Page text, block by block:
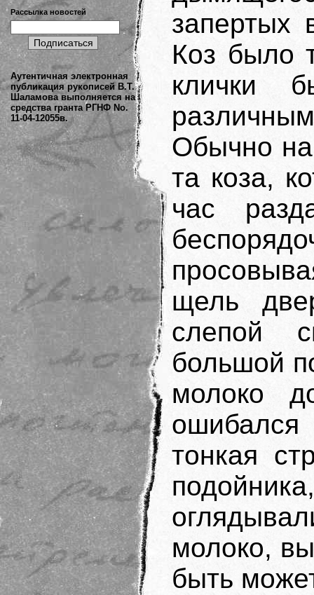
Рассылка новостей
Аутентичная электронная
публикация рукописей В.Т.
Шаламова выполняется на
средства гранта РГНФ No.
11-04-12055в.
запертых
Коз было
клички
Обычно на
та коза,
час
щель
слепой
большой
молоко
ошибался
тонкая
молоко,
быть